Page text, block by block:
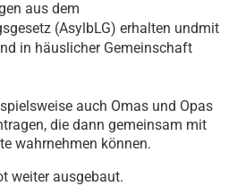
aus dem
(AsylbLG) erhalten undmit
in häuslicher Gemeinschaft
auch Omas und Opas
die dann gemeinsam mit
wahrnehmen können.
weiter ausgebaut.